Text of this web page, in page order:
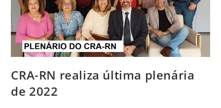
CRA-RN realiza última plenária
de 2022